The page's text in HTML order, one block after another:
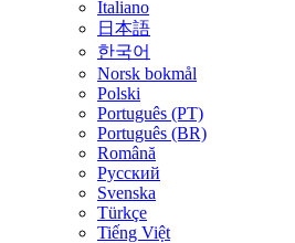
Italiano
日本語
한국어
Norsk bokmål
Polski
Português (PT)
Português (BR)
Română
Русский
Svenska
Türkçe
Tiếng Việt